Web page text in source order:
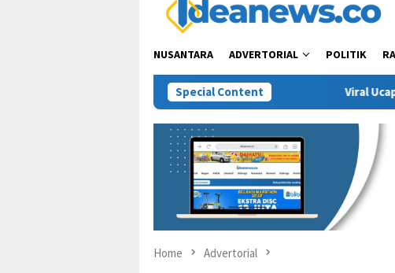
NUSANTARA ADVERTORIAL POLITIK
Special Content
Viral Ucapan Zulhas soal “Tanam
Home Advertorial